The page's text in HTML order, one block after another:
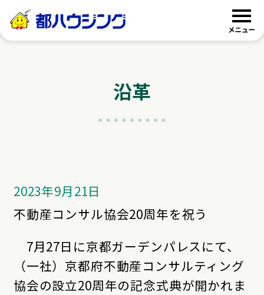
都ハウジング
沿革
2023年9月21日
不動産コンサル協会20周年を祝う
7月27日に京都ガーデンパレスにて、
（一社）京都府不動産コンサルティング
協会の設立20周年の記念式典が開かれま